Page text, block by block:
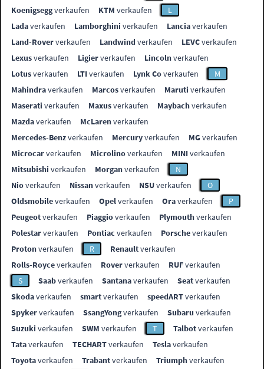
Koenigseggverkaufen KTM verkaufen
L
Ladaverkaufen Lamborghini verkaufen Lanciaverkaufen
Land-Roververkaufen Landwindverkaufen LEVCverkaufen
Lexusverkaufen Ligierverkaufen Lincolnverkaufen
Lotusverkaufen LTIverkaufen Lynk Coverkaufen
M
Mahindraverkaufen Marcosverkaufen Maruti verkaufen
Maserati verkaufen Maxusverkaufen Maybachverkaufen
Mazdaverkaufen McLarenverkaufen
Mercedes-Benzverkaufen Mercuryverkaufen MGverkaufen
Microcarverkaufen Microlinoverkaufen MINIverkaufen
Mitsubishi verkaufen Morganverkaufen
N
Nioverkaufen Nissanverkaufen NSUverkaufen
O
Oldsmobileverkaufen Opelverkaufen Oraverkaufen
P
Peugeotverkaufen Piaggioverkaufen Plymouthverkaufen
Polestarverkaufen Pontiac verkaufen Porscheverkaufen
Protonverkaufen R Renaultverkaufen
Rolls-Royceverkaufen Roververkaufen RUFverkaufen
S
Saabverkaufen Santanaverkaufen Seatverkaufen
Skodaverkaufen smartverkaufen speedARTverkaufen
Spykerverkaufen SsangYongverkaufen Subaru verkaufen
Suzuki verkaufen SWM verkaufen T Talbotverkaufen
Tataverkaufen TECHARTverkaufen Teslaverkaufen
Toyotaverkaufen Trabantverkaufen Triumphverkaufen